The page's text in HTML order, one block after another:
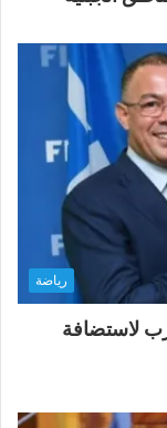
رياضة
لاستضافة